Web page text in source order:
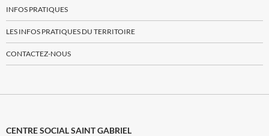
INFOS PRATIQUES
LES INFOS PRATIQUES DU TERRITOIRE
CONTACTEZ-NOUS
CENTRE SOCIAL SAINT GABRIEL